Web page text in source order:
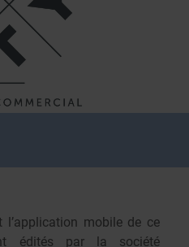
LÉGALES
mobile de ce
édités par la société